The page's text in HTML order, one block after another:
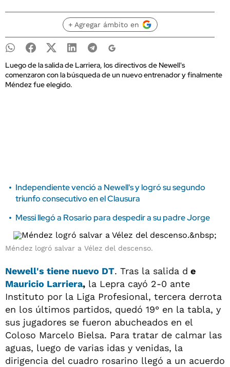
+ Agregar ámbito en
Luego de la salida de Larriera, los directivos de Newell's
comenzaron con la búsqueda de un nuevo entrenador y finalmente
Méndez fue elegido.
Independiente venció a Newell's y logró su segundo
triunfo consecutivo en el Clausura
Messi llegó a Rosario para despedir a su padre Jorge
Méndez logró salvar a Vélez del descenso.
Newell's tiene nuevo DT. Tras la salida d e
Mauricio Larriera, la Lepra cayó 2-0 ante
Instituto por la Liga Profesional, tercera derrota
en los últimos partidos, quedó 19° en la tabla, y
sus jugadores se fueron abucheados en el
Coloso Marcelo Bielsa. Para tratar de calmar las
aguas, luego de varias idas y venidas, la
dirigencia del cuadro rosarino llegó a un acuerdo